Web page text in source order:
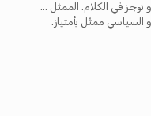
نوجز في الكلام. الممثل …
السياسي ممثّل بأمتياز.